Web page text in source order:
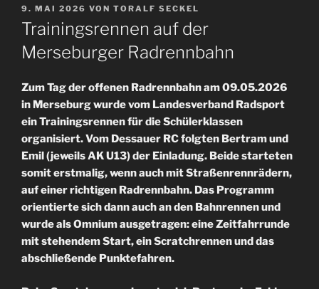
VERÖFFENTLICHT
AM
9. MAI 2026 VON TORALF SECKEL
Trainingsrennen auf der
Merseburger Radrennbahn
Zum Tag der offenen Radrennbahn am 09.05.2026
in Merseburg wurde vom Landesverband Radsport
ein Trainingsrennen für die Schülerklassen
organisiert. Vom Dessauer RC folgten Bertram und
Emil (jeweils AK U13) der Einladung. Beide starteten
somit erstmalig, wenn auch mit Straßenrennrädern,
auf einer richtigen Radrennbahn. Das Programm
orientierte sich dann auch an den Bahnrennen und
wurde als Omnium ausgetragen: eine Zeitfahrrunde
mit stehendem Start, ein Scratchrennen und das
abschließende Punktefahren.